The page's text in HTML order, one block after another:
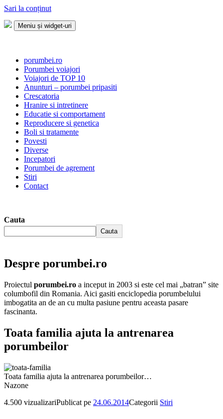
Sari la conținut
Meniu și widget-uri
porumbei.ro
Porumbei voiajori
Voiajori de TOP 10
Anunturi – porumbei pripasiti
Crescatoria
Hranire si intretinere
Educatie si comportament
Reproducere si genetica
Boli si tratamente
Povesti
Diverse
Incepatori
Porumbei de agrement
Stiri
Contact
Cauta
Cauta
Despre porumbei.ro
Proiectul porumbei.ro a inceput in 2003 si este cel mai „batran” site
columbofil din Romania. Aici gasiti enciclopedia porumbelului
imbogatita an de an cu multa pasiune pentru aceasta pasare
fascinanta.
Toata familia ajuta la antrenarea
porumbeilor
Toata familia ajuta la antrenarea porumbeilor…
Nazone
4.500 vizualizariPublicat pe 24.06.2014Categorii Stiri